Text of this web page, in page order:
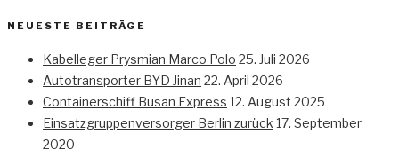
NEUESTE BEITRÄGE
Kabelleger Prysmian Marco Polo 25. Juli 2026
Autotransporter BYD Jinan 22. April 2026
Containerschiff Busan Express 12. August 2025
Einsatzgruppenversorger Berlin zurück 17. September
2020